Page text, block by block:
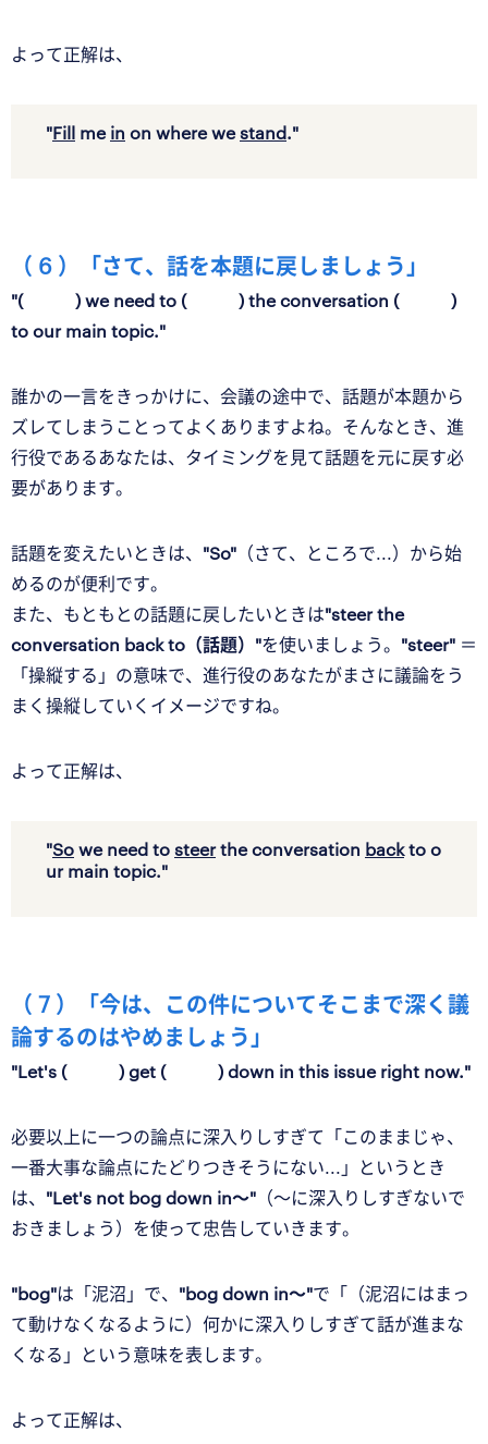
よって正解は、
"Fill me in on where westand."
（ 6 ）「さて、話を本題に戻しましょう」
"( ) we need to ( ) the conversation ( )
to our main topic."
誰かの一言をきっかけに、会議の途中で、話題が本題から
ズレてしまうことってよくありますよね。そんなとき、進
行役であるあなたは、タイミングを見て話題を元に戻す必
要があります。
話題を変えたいときは、 "So" （さて、ところで...）から始
めるのが便利です。
また、もともとの話題に戻したいときは"steer the
conversation back to（話題）"を使いましょう。 "steer" ＝
「操縦する」の意味で、進行役のあなたがまさに議論をう
まく操縦していくイメージですね。
よって正解は、
"So we need to steerthe conversation backto o
ur main topic."
（ 7 ）「今は、この件についてそこまで深く議
論するのはやめましょう」
"Let's ( ) get ( ) down in this issue right now."
必要以上に一つの論点に深入りしすぎて「このままじゃ、
一番大事な論点にたどりつきそうにない...」というとき
は、 "Let's not bog down in〜" （〜に深入りしすぎないで
おきましょう）を使って忠告していきます。
"bog"は「泥沼」で、 "bog down in〜"で「（泥沼にはまっ
て動けなくなるように）何かに深入りしすぎて話が進まな
くなる」という意味を表します。
よって正解は、